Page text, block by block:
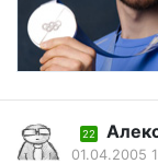
22
01.04.2005